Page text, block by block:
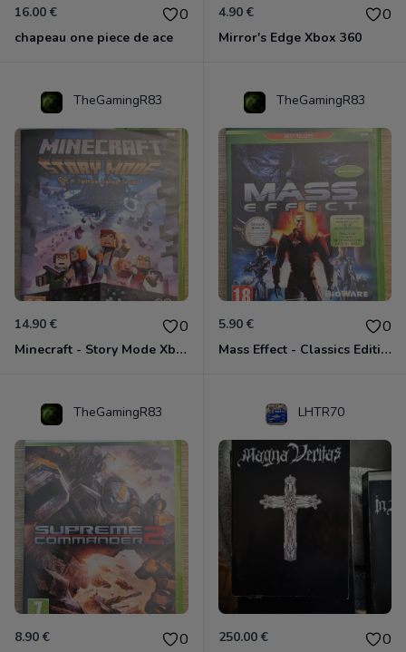
16.00 € 0
chapeau one piece de ace
4.90 € 0
Mirror's Edge Xbox 360
TheGamingR83
14.90 € 0
Minecraft - Story Mode Xbox 360
TheGamingR83
5.90 € 0
Mass Effect - Classics Edition Xbox 360
TheGamingR83
8.90 € 0
LHTR70
250.00 € 0